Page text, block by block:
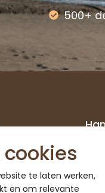
500+
te laten werken,
en om relevante